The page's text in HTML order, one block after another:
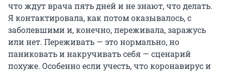
что ждут врача пять дней и не знают, что делать.
Я контактировала, как потом оказывалось, с
заболевшими и, конечно, переживала, заражусь
или нет. Переживать — это нормально, но
паниковать и накручивать себя — сценарий
похуже. Особенно если учесть, что коронавирус и